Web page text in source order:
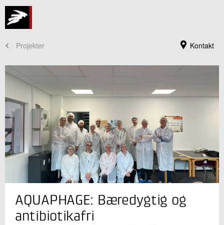
Kontakt
Projekter
Jeg er din kontaktperson
Jolanda ter Horst
Seniorspecialist
Bioressourcer
AQUAPHAGE: Bæredygtig og
antibiotikafri